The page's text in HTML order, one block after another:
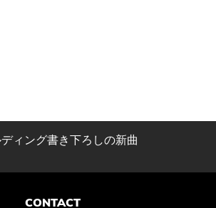
ィング書き下ろしの新曲
CONTACT